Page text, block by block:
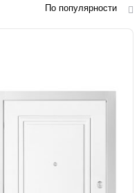
По популярности